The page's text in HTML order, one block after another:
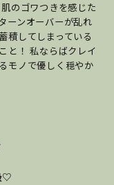
のゴワつきを感じた
ーンオーバーが乱れ
積してしまっている
と！ 私ならばクレイ
モノで優しく穏やか
♡